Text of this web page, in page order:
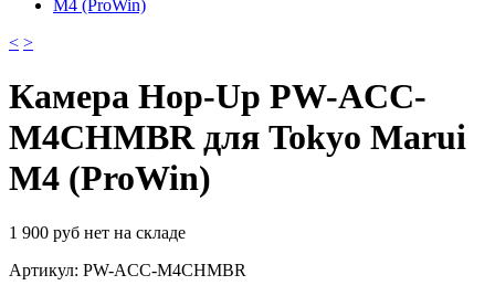
< >
Камера Hop-Up PW-ACC-
M4CHMBR для Tokyo Marui
М4 (ProWin)
1 900 руб нет на складе
Артикул: PW-ACC-M4CHMBR